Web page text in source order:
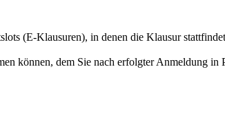
(E-Klausuren), in denen die Klausur
können, dem Sie nach erfolgter Anmeldung in